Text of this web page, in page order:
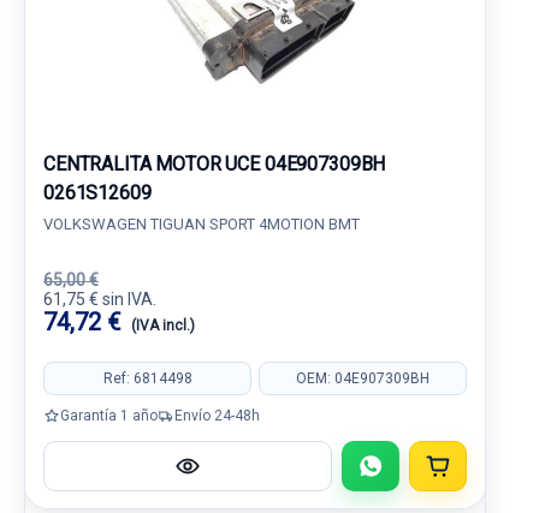
CENTRALITA MOTOR UCE 04E907309BH
0261S12609
VOLKSWAGEN TIGUAN SPORT 4MOTION BMT
65,00 €
61,75 € sin IVA.
74,72 € (IVA incl.)
Ref: 6814498 OEM: 04E907309BH
Garantía 1 año Envío 24-48h